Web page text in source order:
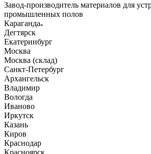
Завод-производитель материалов для
промышленных полов
Караганда
Дегтярск
Екатеринбург
Москва
Москва (склад)
Санкт-Петербург
Архангельск
Владимир
Вологда
Иваново
Иркутск
Казань
Киров
Краснодар
Красноярск